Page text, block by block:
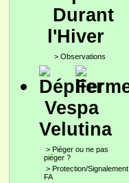
Durant
l'Hiver
> Observations
Vespa
Velutina
> Pièger ou ne pas
piéger ?
> Protection/Signalement
FA